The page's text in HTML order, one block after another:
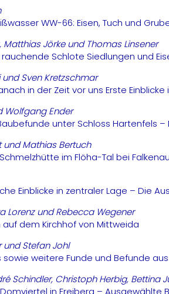
WW-66: Eisen, Tuch und
Matthias Jörke und Thomas Linsener
rauchende Schlote Siedlungen und
Sven Kretzschmar
in der Zeit vor uns Erste
Wolfgang Ender
unter Schloss Hartenfels
Mathias Bertuch
im Flöha-Tal bei
Einblicke in zentraler Lage – Die
Lorenz und Rebecca Wegener
auf dem Kirchhof von Mittweida
und Stefan Johl
sowie weitere Funde und Befunde
Schindler, Christoph Herbig, Bettina
in Freiberg – Ausgewählte